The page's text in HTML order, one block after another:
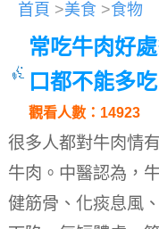
首頁 >美食 >食物
常吃牛肉好
口都不能多吃
觀看人數：14923
很多人都對牛肉情
牛肉。 中醫認為，
健筋骨、化痰息風